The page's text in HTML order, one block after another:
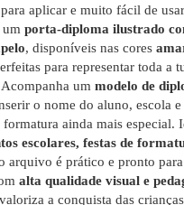
aplicar e muito fácil de
um porta-diploma ilustrado
, disponíveis nas cores
para representar toda a
um modelo de
o nome do aluno, escola
ainda mais especial.
escolares, festas de
arquivo é prático e pronto
alta qualidade visual e
a conquista das